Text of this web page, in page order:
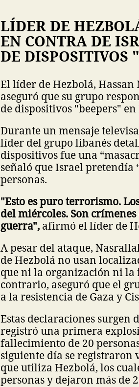
LÍDER DE
EN CONTRA DE
DE DISPOSITIVOS
El líder de Hezbolá,
aseguró que su grupo
de dispositivos "beepers"
Durante un mensaje
líder del grupo libanés
dispositivos fue una
señaló que Israel pretendía
personas.
"Esto es puro terrorismo.
del miércoles. Son
guerra", afirmó el líder de
A pesar del ataque,
de Hezbolá no usan
que ni la organización ni
contrario, aseguró que el
a la resistencia de Gaza y
Estas declaraciones surgen
registró una primera
fallecimiento de 20
siguiente día se registraron
que utiliza Hezbolá, los
personas y dejaron más de